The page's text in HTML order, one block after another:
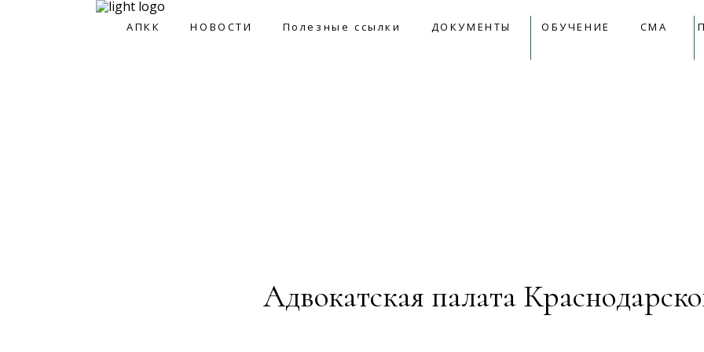
09:00 - 18:00 mail@apkk.ru
АПКК НОВОСТИ Полезные ссылки ДОКУМЕНТЫ ОБУЧЕНИЕ СМА
Адвокатская палата